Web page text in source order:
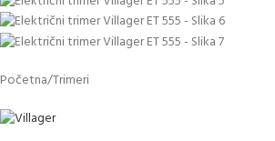
Početna/Trimeri